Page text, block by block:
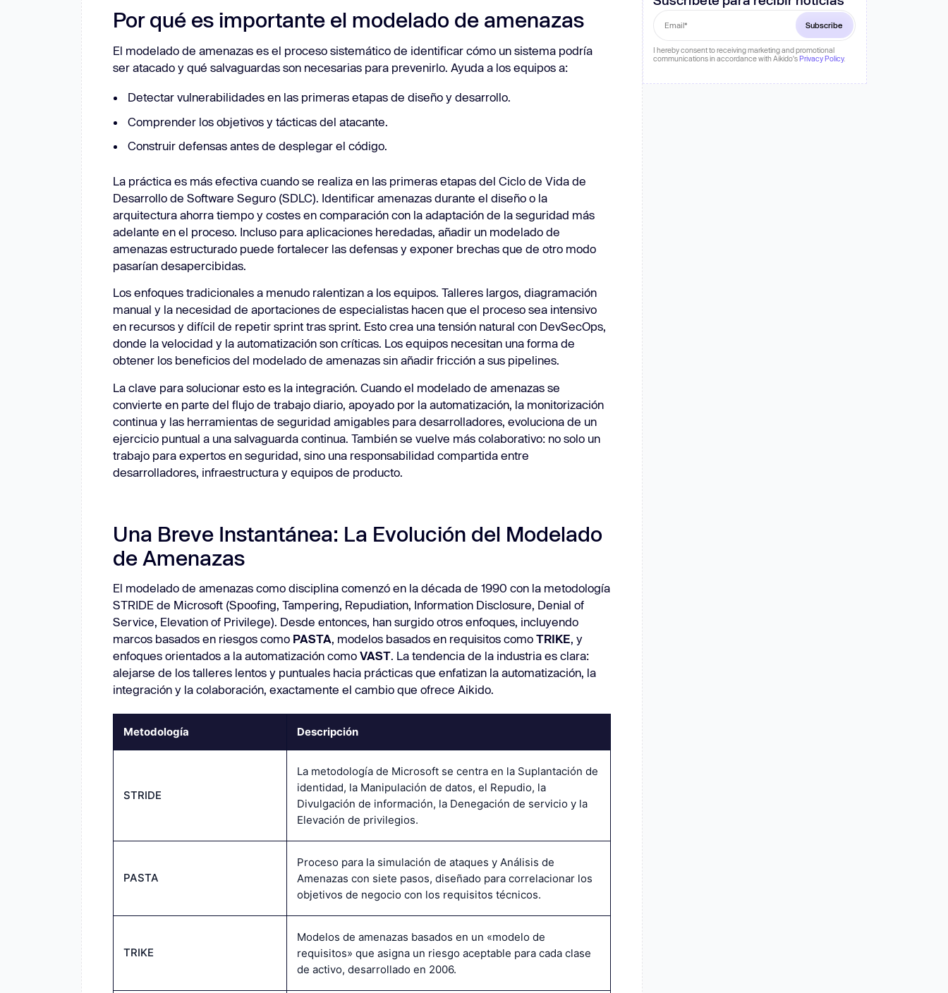
Novedad: Aikido Pentests que superan a los humanos. Más información
Análisis de código
mediante IA
NUEVO
Aikido Pentests que superan a los humanos. Más información
Nubes
Sistemas Git
Cumplimiento Task Managers
Por qué es importante el modelado de amenazas
El modelado de amenazas es el proceso sistemático de identificar cómo un sistema podría
ser atacado y qué salvaguardas son necesarias para prevenirlo. Ayuda a los equipos a:
Detectar vulnerabilidades en las primeras etapas de diseño y desarrollo.
Comprender los objetivos y tácticas del atacante.
Construir defensas antes de desplegar el código.
La práctica es más efectiva cuando se realiza en las primeras etapas del Ciclo de Vida de
Desarrollo de Software Seguro (SDLC). Identificar amenazas durante el diseño o la
arquitectura ahorra tiempo y costes en comparación con la adaptación de la seguridad más
adelante en el proceso. Incluso para aplicaciones heredadas, añadir un modelado de
amenazas estructurado puede fortalecer las defensas y exponer brechas que de otro modo
pasarían desapercibidas.
Los enfoques tradicionales a menudo ralentizan a los equipos. Talleres largos, diagramación
manual y la necesidad de aportaciones de especialistas hacen que el proceso sea intensivo
en recursos y difícil de repetir sprint tras sprint. Esto crea una tensión natural con DevSecOps,
donde la velocidad y la automatización son críticas. Los equipos necesitan una forma de
obtener los beneficios del modelado de amenazas sin añadir fricción a sus pipelines.
La clave para solucionar esto es la integración. Cuando el modelado de amenazas se
convierte en parte del flujo de trabajo diario, apoyado por la automatización, la monitorización
continua y las herramientas de seguridad amigables para desarrolladores, evoluciona de un
ejercicio puntual a una salvaguarda continua. También se vuelve más colaborativo: no solo un
trabajo para expertos en seguridad, sino una responsabilidad compartida entre
desarrolladores, infraestructura y equipos de producto.
Una Breve Instantánea: La Evolución del Modelado
de Amenazas
El modelado de amenazas como disciplina comenzó en la década de 1990 con la metodología
STRIDE de Microsoft (Spoofing, Tampering, Repudiation, Information Disclosure, Denial of
Service, Elevation of Privilege). Desde entonces, han surgido otros enfoques, incluyendo
marcos basados en riesgos como PASTA, modelos basados en requisitos como TRIKE, y
enfoques orientados a la automatización como VAST. La tendencia de la industria es clara:
alejarse de los talleres lentos y puntuales hacia prácticas que enfatizan la automatización, la
integración y la colaboración, exactamente el cambio que ofrece Aikido.
Metodología Descripción
STRIDE
La metodología de Microsoft se centra en la Suplantación de
identidad, la Manipulación de datos, el Repudio, la
Divulgación de información, la Denegación de servicio y la
Elevación de privilegios.
PASTA
Proceso para la simulación de ataques y Análisis de
Amenazas con siete pasos, diseñado para correlacionar los
objetivos de negocio con los requisitos técnicos.
TRIKE
Modelos de amenazas basados en un «modelo de
requisitos» que asigna un riesgo aceptable para cada clase
de activo, desarrollado en 2006.
I hereby consent to receiving marketing and promotional
communications in accordance with Aikido'sPrivacy Policy.